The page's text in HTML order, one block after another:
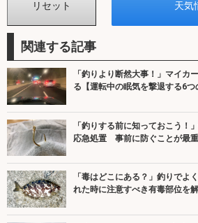
関連する記事
「釣りより断然大事！」マイカ
る【運転中の眠気を撃退する6つ
「釣りする前に知っておこう！
応急処置 事前に防ぐことが最重
「毒はどこにある？」釣りでよ
れた時に注意すべき有毒部位を